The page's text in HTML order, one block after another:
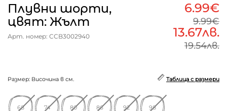
Плувни шорти,
цвят: Жълт
Арт. номер: CCB3002940
6.99€
9.99€
13.67лв.
19.54лв.
Размер: Височина в см. Таблица с размери
68 74 80 86 92 98